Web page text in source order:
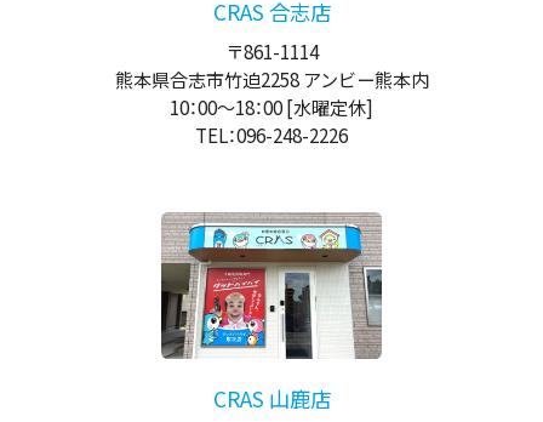
CRAS 合志店
〒861-1114
熊本県合志市竹迫2258 アンビー熊本内
10：00～18：00[水曜定休]
TEL：096-248-2226
CRAS 山鹿店